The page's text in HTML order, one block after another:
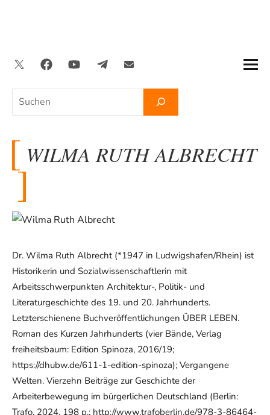
Suchen
TwitterFacebookYouTubeTelegramNewsletter
WILMA RUTH ALBRECHT
Dr. Wilma Ruth Albrecht (*1947 in Ludwigshafen/Rhein) ist
Historikerin und Sozialwissenschaftlerin mit
Arbeitsschwerpunkten Architektur-, Politik- und
Literaturgeschichte des 19. und 20. Jahrhunderts.
Letzterschienene Buchveröffentlichungen ÜBER LEBEN.
Roman des Kurzen Jahrhunderts (vier Bände, Verlag
freiheitsbaum: Edition Spinoza, 2016/19;
https://dhubw.de/611-1-edition-spinoza); Vergangene
Welten. Vierzehn Beiträge zur Geschichte der
Arbeiterbewegung im bürgerlichen Deutschland (Berlin:
Trafo, 2024, 198 p.; http://www.trafoberlin.de/978-3-86464-